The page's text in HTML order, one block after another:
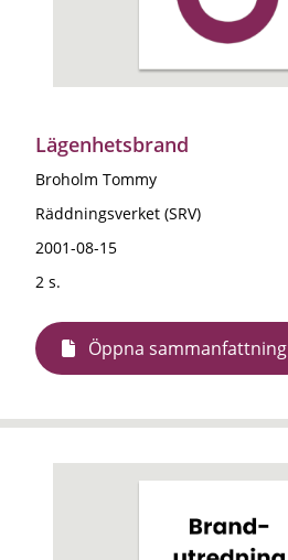
Lägenhetsbrand
Broholm Tommy
Räddningsverket (SRV)
2001-08-15
2 s.
Öppna sammanfattning